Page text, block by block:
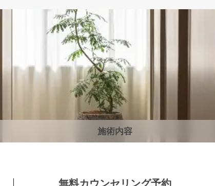
施術内容
無料カウンセリング予約